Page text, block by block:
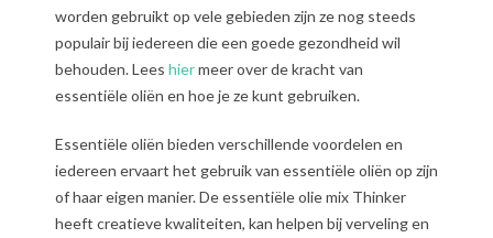
worden gebruikt op vele gebieden zijn ze nog steeds
populair bij iedereen die een goede gezondheid wil
behouden. Lees hiermeer over de kracht van
essentiële oliën en hoe je ze kunt gebruiken.
Essentiële oliën bieden verschillende voordelen en
iedereen ervaart het gebruik van essentiële oliën op zijn
of haar eigen manier. De essentiële olie mix Thinker
heeft creatieve kwaliteiten, kan helpen bij verveling en